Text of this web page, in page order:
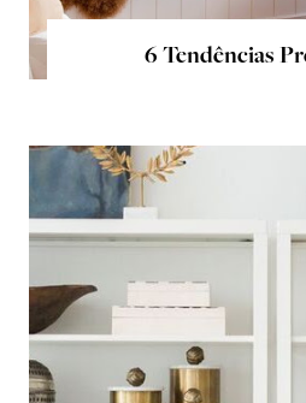
6 Tendências